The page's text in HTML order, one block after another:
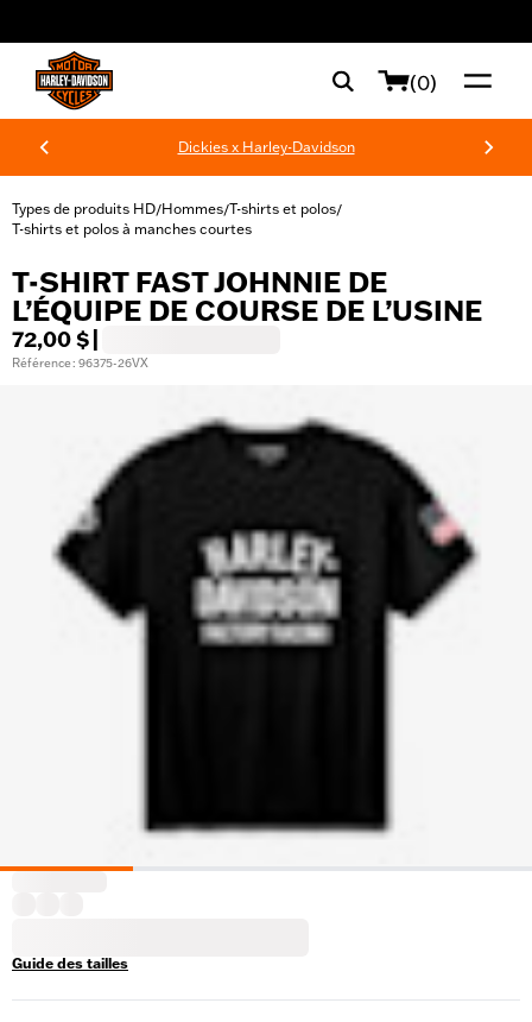
(0)
Dickies x Harley-Davidson
Types de produits HD/Hommes/T-shirts et polos/
T-shirts et polos à manches courtes
T-SHIRT FAST JOHNNIE DE
L’ÉQUIPE DE COURSE DE L’USINE
72,00 $
Référence : 96375-26VX
Guide des tailles